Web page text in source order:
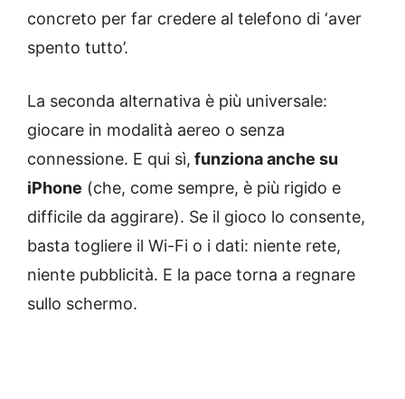
concreto per far credere al telefono di ‘aver
spento tutto’.
La seconda alternativa è più universale:
giocare in modalità aereo o senza
connessione. E qui sì, funziona anche su
iPhone (che, come sempre, è più rigido e
difficile da aggirare). Se il gioco lo consente,
basta togliere il Wi-Fi o i dati: niente rete,
niente pubblicità. E la pace torna a regnare
sullo schermo.